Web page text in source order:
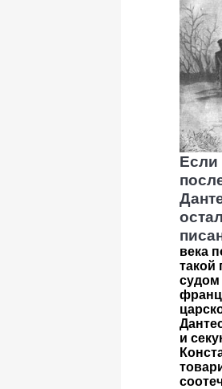
века
судом
и